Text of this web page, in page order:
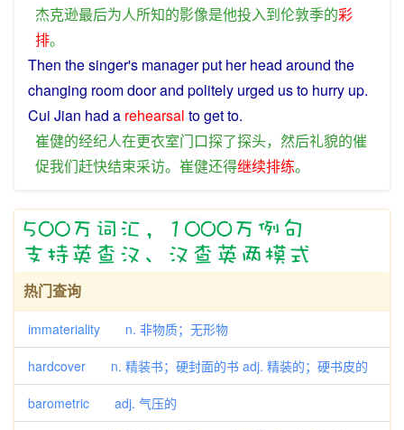
杰克逊最后为人所知的影像是他投入到伦敦季的彩
排。
Then thesinger's managerput herhead around the
changing roomdoorand politely urged us to hurry up.
Cui Jian had a rehearsal to get to.
崔健的经纪人在更衣室门口探了探头， 然后礼貌的催
促我们赶快结束采访。 崔健还得继续排练。
热门查询
immateriality n. 非物质；无形物
hardcover n. 精装书；硬封面的书 adj. 精装的；硬书皮的
barometric adj. 气压的